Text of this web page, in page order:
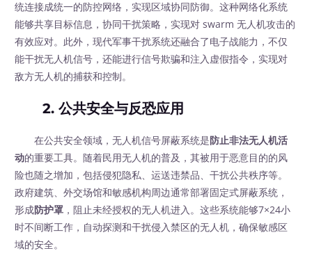
统连接成统一的防控网络，实现区域协同防御。这种网络化系统
能够共享目标信息，协同干扰策略，实现对 swarm 无人机攻击的
有效应对。此外，现代军事干扰系统还融合了电子战能力，不仅
能干扰无人机信号，还能进行信号欺骗和注入虚假指令，实现对
敌方无人机的捕获和控制。
2. 公共安全与反恐应用
在公共安全领域，无人机信号屏蔽系统是防止非法无人机活
动的重要工具。随着民用无人机的普及，其被用于恶意目的的风
险也随之增加，包括侵犯隐私、运送违禁品、干扰公共秩序等。
政府建筑、外交场馆和敏感机构周边通常部署固定式屏蔽系统，
形成防护罩 ，阻止未经授权的无人机进入。这些系统能够7×24小
时不间断工作，自动探测和干扰侵入禁区的无人机，确保敏感区
域的安全。